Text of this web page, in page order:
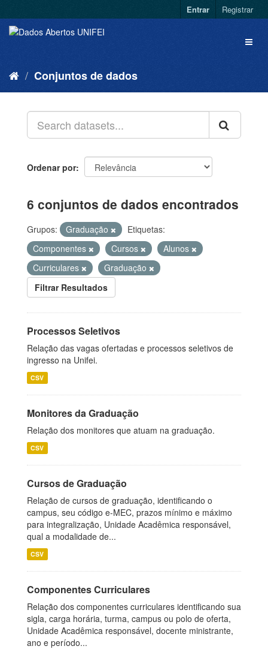
Entrar Registrar
Conjuntos de dados
Ordenar por
6 conjuntos de dados encontrados
Grupos: Graduação
Etiquetas:
Componentes
Cursos
Alunos
Curriculares
Graduação
Filtrar Resultados
Processos Seletivos
Relação das vagas ofertadas e processos seletivos de
ingresso na Unifei.
CSV
Monitores da Graduação
Relação dos monitores que atuam na graduação.
CSV
Cursos de Graduação
Relação de cursos de graduação, identificando o
campus, seu código e-MEC, prazos mínimo e máximo
para integralização, Unidade Acadêmica responsável,
qual a modalidade de...
CSV
Componentes Curriculares
Relação dos componentes curriculares identificando sua
sigla, carga horária, turma, campus ou polo de oferta,
Unidade Acadêmica responsável, docente ministrante,
ano e período...